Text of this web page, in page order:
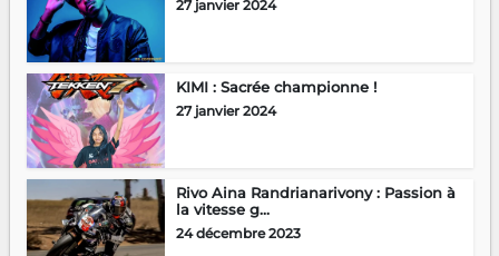
27 janvier 2024
KIMI : Sacrée championne !
27 janvier 2024
Rivo Aina Randrianarivony : Passion à
la vitesse g...
24 décembre 2023